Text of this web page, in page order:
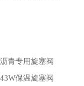
青专用旋塞阀
保温旋塞阀